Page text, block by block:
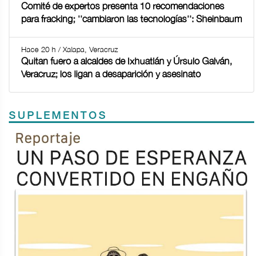
Comité de expertos presenta 10 recomendaciones
para fracking; ''cambiaron las tecnologías'': Sheinbaum
Hace 20 h / Xalapa, Veracruz
Quitan fuero a alcaldes de Ixhuatlán y Úrsulo Galván,
Veracruz; los ligan a desaparición y asesinato
SUPLEMENTOS
Previous
TODOS LOS SUPLEMENTOS